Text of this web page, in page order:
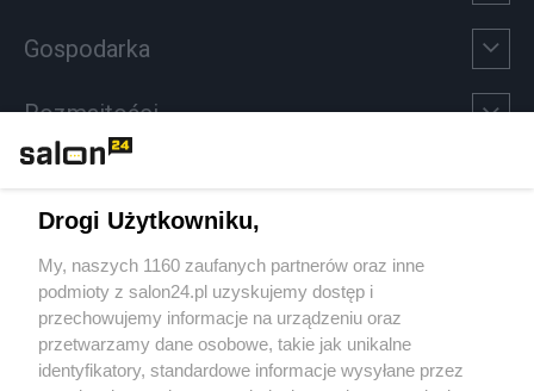
Gospodarka
Rozmaitości
Sport
Społeczeństwo
Kultura
Drogi Użytkowniku,
My, naszych 1160 zaufanych partnerów oraz inne
podmioty z salon24.pl uzyskujemy dostęp i
przechowujemy informacje na urządzeniu oraz
przetwarzamy dane osobowe, takie jak unikalne
identyfikatory, standardowe informacje wysyłane przez